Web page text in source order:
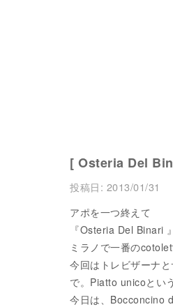
[ Osteria Del
投稿日: 2013/01/31
アポを一つ終えて
『Osteria Del Binari
ミラノで一番の
今回はトレビザーナ
で。Piatto unicoとい
今日は、Bocconcino